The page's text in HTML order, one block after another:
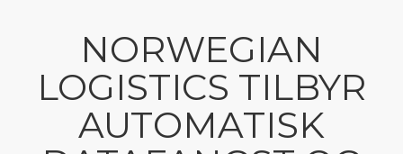
NORWEGIAN
LOGISTICS TILBYR
AUTOMATISK